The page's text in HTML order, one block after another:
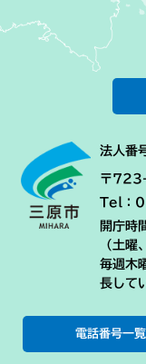
法人
〒
Tel：
開庁時
（土曜
毎週木
長して
電話番号一覧